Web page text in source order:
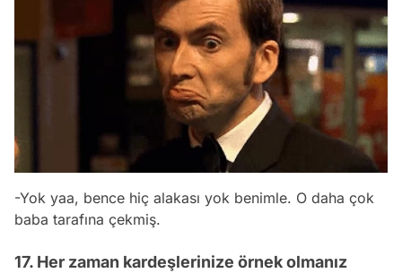
-Yok yaa, bence hiç alakası yok benimle. O daha çok
baba tarafına çekmiş.
17. Her zaman kardeşlerinize örnek olmanız